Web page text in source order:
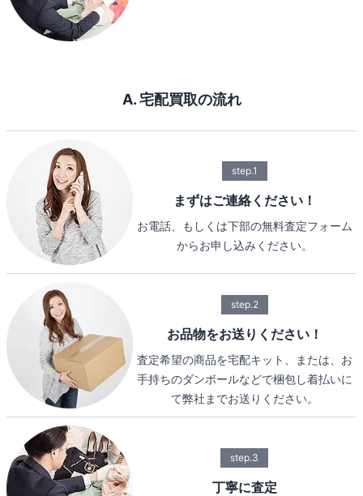
A. 宅配買取の流れ
step.1
まずはご連絡ください！
お電話、もしくは下部の無料査定フォーム
からお申し込みください。
step.2
お品物をお送りください！
査定希望の商品を宅配キット、または、お
手持ちのダンボールなどで梱包し着払いに
て弊社までお送りください。
step.3
丁寧に査定